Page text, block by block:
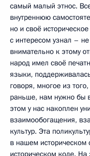
самый малый этнос.
внутреннюю
но и своё
с интересом узнал –
внимательно к этому
народ имел своё
языки,
говоря, многое из
раньше, нам нужно бы
этом у нас накоплен
взаимообогащения,
культур. Эта
в нашем
историческом коде.